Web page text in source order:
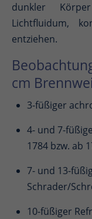
dunkler
Lichtfluidum,
entziehen.
cm
3-füßiger
4- und 7-
1784 bzw. ab
7- und 13-
Schrader/
10-füßiger